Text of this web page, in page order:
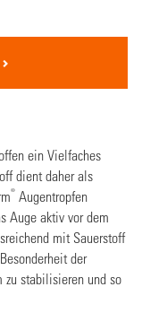
ein Vielfaches
dient daher als
® Augentropfen
Auge aktiv vor dem
mit Sauerstoff
der
zu stabilisieren und so